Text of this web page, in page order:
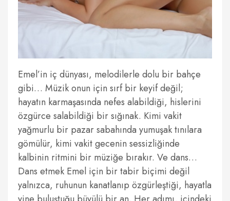
Emel’in iç dünyası, melodilerle dolu bir bahçe
gibi… Müzik onun için sırf bir keyif değil;
hayatın karmaşasında nefes alabildiği, hislerini
özgürce salabildiği bir sığınak. Kimi vakit
yağmurlu bir pazar sabahında yumuşak tınılara
gömülür, kimi vakit gecenin sessizliğinde
kalbinin ritmini bir müziğe bırakır. Ve dans…
Dans etmek Emel için bir tabir biçimi değil
yalnızca, ruhunun kanatlanıp özgürleştiği, hayatla